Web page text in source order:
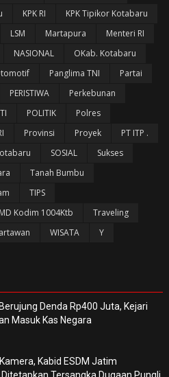
KPK RI
KPK Tipikor Kotabaru
LSM Martapura
Menteri RI
NASIONAL
OKab. Kotabaru
Panglima TNI
Partai
PERISTIWA
Perkebunan
POLITIK
Polres
Provinsi Proyek
PT ITP .
SOSIAL
Sukses
Tanah Bumbu
TIPS
Kodim 1004Ktb
Traveling
WISATA
Y
Denda Rp400 Juta, Kejari
Masuk Kas Negara
Kabid ESDM Jatim